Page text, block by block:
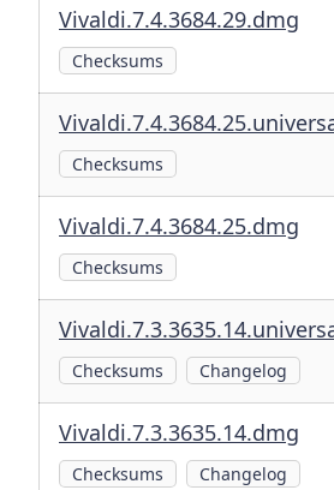
Vivaldi.7.4.3684.29.dmg
Checksums
Checksums
Vivaldi.7.4.3684.25.dmg
Checksums
Checksums Changelog
Vivaldi.7.3.3635.14.dmg
Checksums Changelog